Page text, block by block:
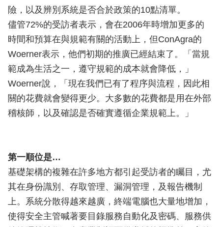
險，以及辨別系統是否合於政策的10點清單。
儘管72%的受訪者表示，會在2006年時增加更多的
時間和預算在與規範有關的活動上，但ConAgra的
Woerner表示，他們初期的推廣已經結束了。「當規
範成為生活之一，遵守規範的成本就會降低，」
Woerner說，「現在我們已有了程序與流程，因此相
關的花費就會變得更少。大多數的花費都是用在外部
稽核師，以及確認是否確實遵循企業規範上。」
第一順位是…
基礎架構的複雜在許多地方都引起受訪者的矚目，尤
其在身份識別、存取管理、漏洞管理，及報告機制
上。系統分散得越來越廣，終端電腦也大量地增加，
使得安全主管喊著要目錄服務自動化及密碼、服務供